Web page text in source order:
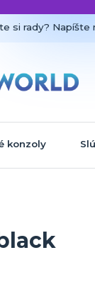
si rady? Napíšte
konzoly